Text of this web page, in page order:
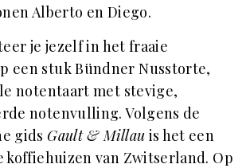
Alberto en Diego.
je jezelf in het fraaie
een stuk Bündner Nusstorte,
notentaart met stevige,
notenvulling. Volgens de
gids Gault & Millau is het een
koffiehuizen van Zwitserland. Op